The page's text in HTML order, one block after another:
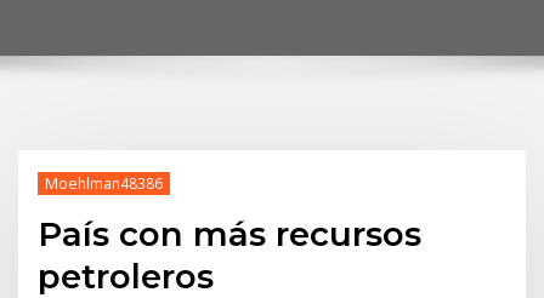
Moehlman48386
País con más recursos
petroleros